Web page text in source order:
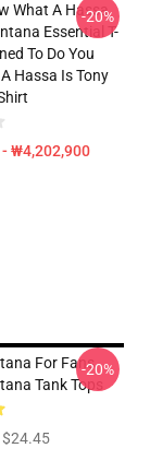
What A Hassa
Essential T-
To Do You
Hassa Is Tony
₩4,202,900
-20%
For Fans
Tank Tops
$24.45
-20%